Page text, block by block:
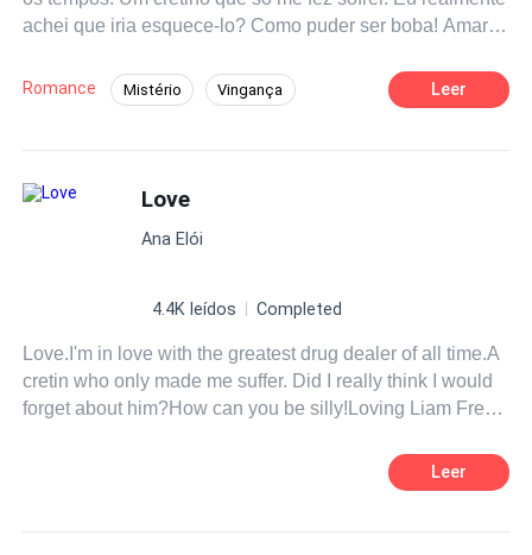
achei que iria esquece-lo? Como puder ser boba! Amar
Romance Mistério Vingança Leer
Love
Ana Elói
4.4K leídos Completed
Love.I'm in love with the greatest drug dealer of all time.A
cretin who only made me suffer. Did I really think I would
forget about him?How can you be silly!Loving Liam Frey
Leer